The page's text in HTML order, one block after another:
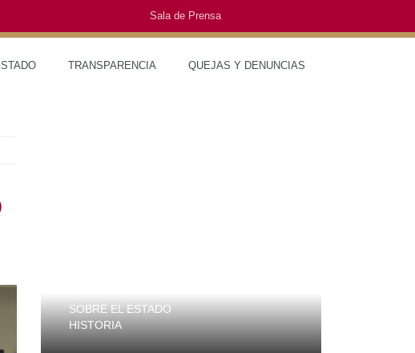
Sala de Prensa
ESTADO TRANSPARENCIA QUEJAS Y DENUNCIAS
SOBRE EL ESTADO
HISTORIA